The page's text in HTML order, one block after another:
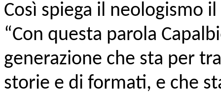
Così spiega il neologismo
“Con questa parola
generazione che sta per
storie e di formati, e che